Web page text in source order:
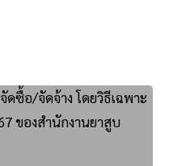
ดซื้อ/จัดจ้าง โดยวิธีเฉพาะ
ของสำนักงานยาสูบ